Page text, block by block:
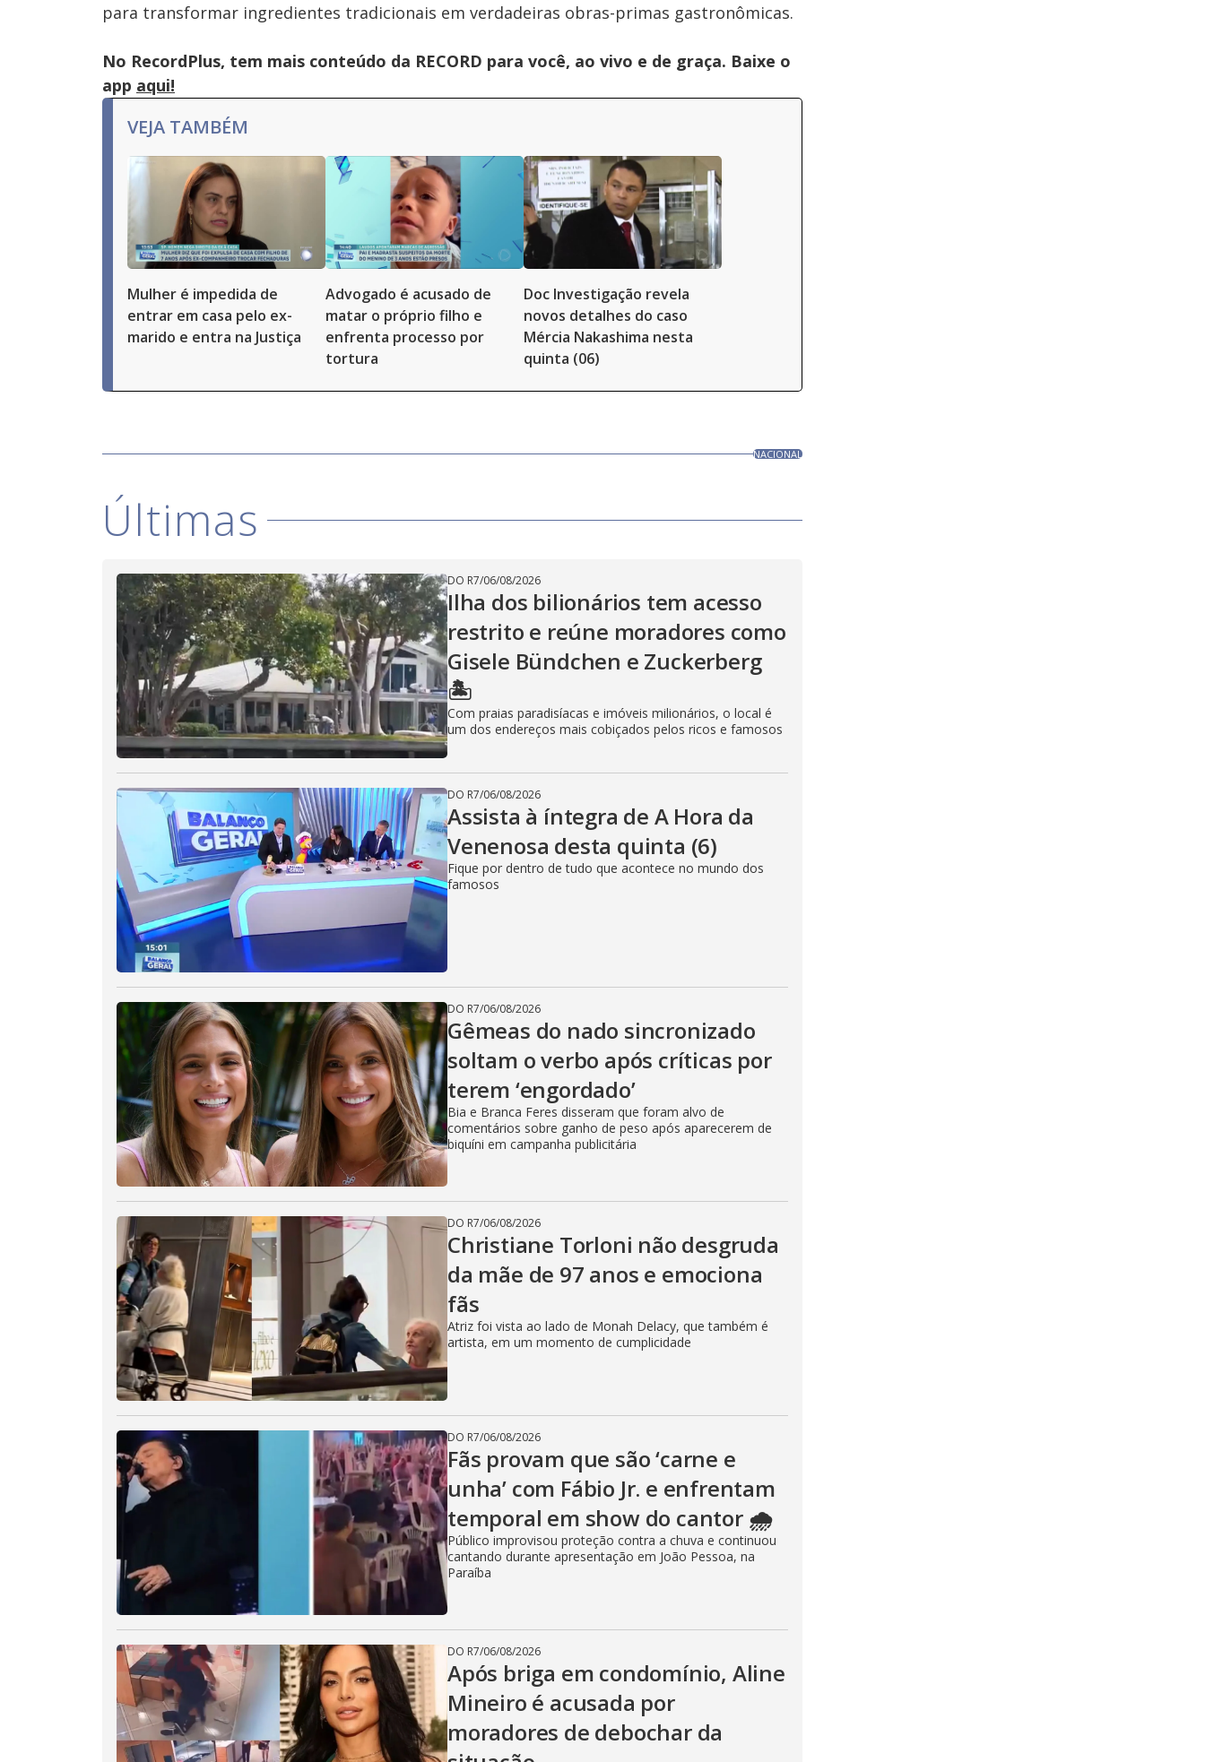
para transformar ingredientes tradicionais em verdadeiras obras-primas gastronômicas.
No RecordPlus, tem mais conteúdo da RECORD para você, ao vivo e de graça. Baixe o
app aqui!
VEJA TAMBÉM
Mulher é impedida de
entrar em casa pelo ex-
marido e entra na Justiça
Advogado é acusado de
matar o próprio filho e
enfrenta processo por
tortura
Doc Investigação revela
novos detalhes do caso
Mércia Nakashima nesta
quinta (06)
NACIONAL
Últimas
DO R7/06/08/2026
Ilha dos bilionários tem acesso
restrito e reúne moradores como
Gisele Bündchen e Zuckerberg
🏝️
Com praias paradisíacas e imóveis milionários, o local é
um dos endereços mais cobiçados pelos ricos e famosos
DO R7/06/08/2026
Assista à íntegra de A Hora da
Venenosa desta quinta (6)
Fique por dentro de tudo que acontece no mundo dos
famosos
DO R7/06/08/2026
Gêmeas do nado sincronizado
soltam o verbo após críticas por
terem ‘engordado’
Bia e Branca Feres disseram que foram alvo de
comentários sobre ganho de peso após aparecerem de
biquíni em campanha publicitária
DO R7/06/08/2026
Christiane Torloni não desgruda
da mãe de 97 anos e emociona
fãs
Atriz foi vista ao lado de Monah Delacy, que também é
artista, em um momento de cumplicidade
DO R7/06/08/2026
Fãs provam que são ‘carne e
unha’ com Fábio Jr. e enfrentam
temporal em show do cantor 🌧️
Público improvisou proteção contra a chuva e continuou
cantando durante apresentação em João Pessoa, na
Paraíba
DO R7/06/08/2026
Após briga em condomínio, Aline
Mineiro é acusada por
moradores de debochar da